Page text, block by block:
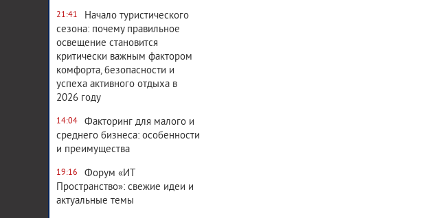
21:41
Начало туристического
сезона: почему правильное
освещение становится
критически важным фактором
комфорта, безопасности и
успеха активного отдыха в
2026 году
14:04
Факторинг для малого и
среднего бизнеса: особенности
и преимущества
19:16
Форум «ИТ
Пространство»: свежие идеи и
актуальные темы